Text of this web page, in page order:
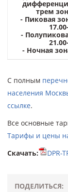
трем
- Пиковая
-
- Ночная
С полным
населения
ссылке.
Все основные
Тарифы и цены
Скачать:
DPR-
ПОДЕЛИТЬСЯ: